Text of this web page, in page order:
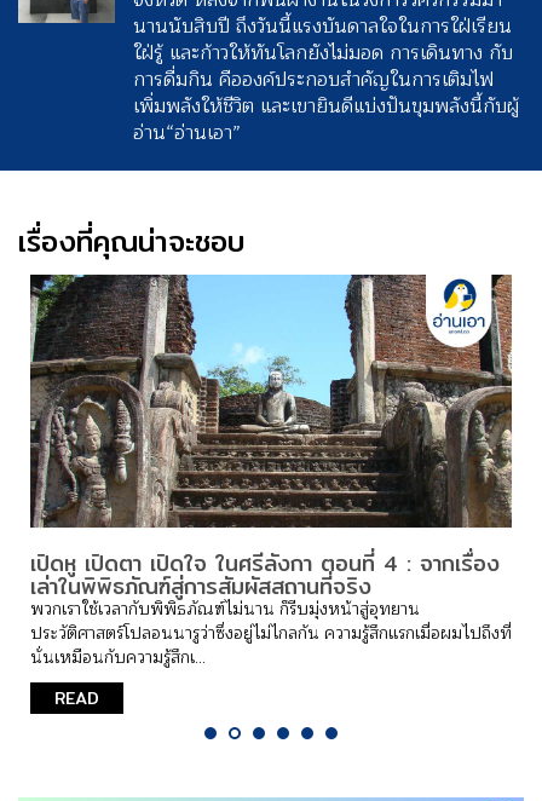
นานนับสิบปี ถึงวันนี้แรงบันดาลใจในการใฝ่เรียน
ใฝ่รู้ และก้าวให้ทันโลกยังไม่มอด การเดินทาง กับ
การดื่มกิน คือองค์ประกอบสำคัญในการเติมไฟ
เพิ่มพลังให้ชีวิต และเขายินดีแบ่งปันขุมพลังนี้กับผู้
อ่าน“อ่านเอา”
เรื่องที่คุณน่าจะชอบ
เปิดหู เปิดตา เปิดใจ ในศรีลังกา ตอนที่ 4 : จากเรื่อง
เล่าในพิพิธภัณฑ์สู่การสัมผัสสถานที่จริง
พวกเราใช้เวลากับพิพิธภัณฑ์ไม่นาน ก็รีบมุ่งหน้าสู่อุทยาน
ประวัติศาสตร์โปลอนนารูว่าซึ่งอยู่ไม่ไกลกัน ความรู้สึกแรกเมื่อผมไปถึงที่
นั่นเหมือนกับความรู้สึกเ...
READ